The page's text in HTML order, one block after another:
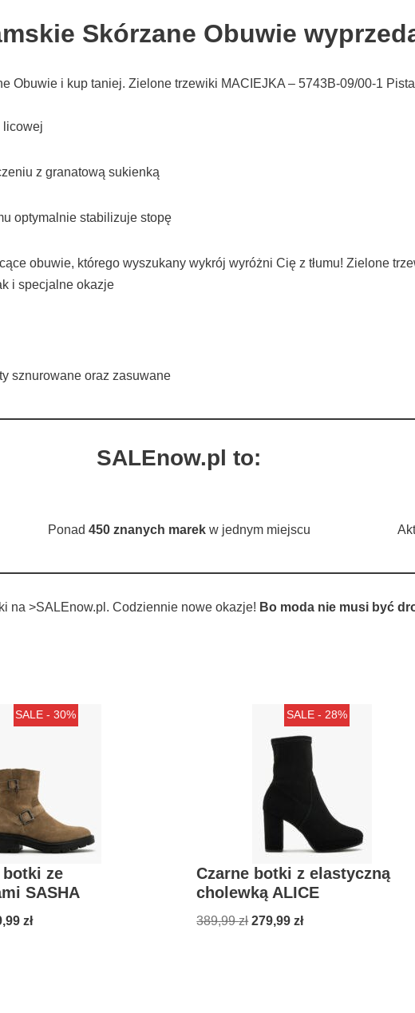
Skórzane Obuwie
Obuwie i kup taniej. Zielone trzewiki MACIEJKA – 5743B-09/00-1
licowej
z granatową sukienką
optymalnie stabilizuje stopę
obuwie, którego wyszukany wykrój wyróżni Cię z tłumu! Zielone
i specjalne okazje
sznurowane oraz zasuwane
SALEnow.pl to:
Ponad 450 znanych marekw jednym miejscu
na >SALEnow.pl. Codziennie nowe okazje! Bo moda nie musi być
SALE - 30%
ze
SASHA
zł
SALE - 28%
Czarne botki z elastyczną
cholewką ALICE
389,99zł 279,99zł